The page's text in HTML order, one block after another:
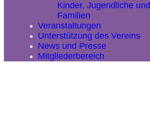
Kinder, Jugendliche und
Familien
Veranstaltungen
Unterstützung des Vereins
News und Presse
Mitgliederbereich